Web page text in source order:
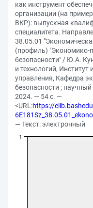
как инструмент
организации (на
ВКР): выпускная
специалитета.
38.05.01
(профиль) "Экономико-
безопасности" / Ю.А.
и технологий, Институт
управления, Кафедра
безопасности ;
2024. — 54 с. —
<URL:https://
— Текст: электронный